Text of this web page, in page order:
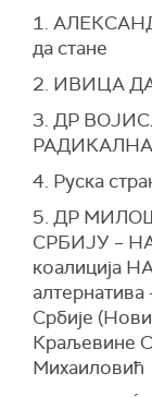
1.
да стане
2. ИВИЦА
3. ДР
4. Руска
5. ДР
СРБИЈУ –
коалиција
Србије
Краљевине
Михаиловић